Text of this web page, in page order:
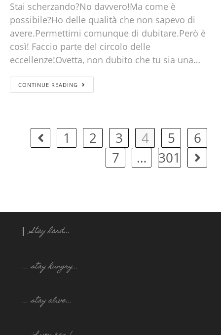
Stai scherzando?No davvero!Ma come è
possibile?Ho delle qualità che non sapevo di
avere.Permettimi comunque di dubitare.Però è
così! Faccio parte del circolo delle
eccellenze!Ovetta, non dubito che tu sia una…
CONTINUE READING
1 2 3 4 5
6
7
… 301
Stay hard...
... stay hungry...
... stay alive...